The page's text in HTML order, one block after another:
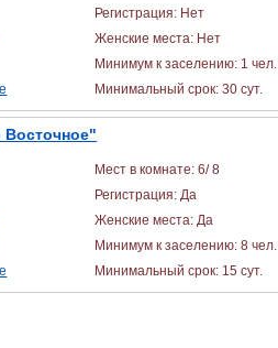
Регистрация: Нет
Женские места: Нет
Минимум к заселению: 1 чел.
Минимальный срок: 30 сут.
Мест в комнате: 6/ 8
Регистрация: Да
Женские места: Да
Минимум к заселению: 8 чел.
Минимальный срок: 15 сут.